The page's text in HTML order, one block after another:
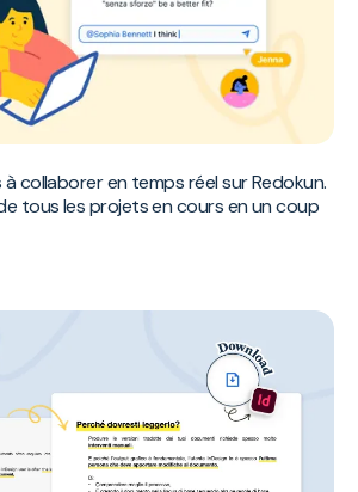
collaborer en temps réel sur Redokun.
tous les projets en cours en un coup